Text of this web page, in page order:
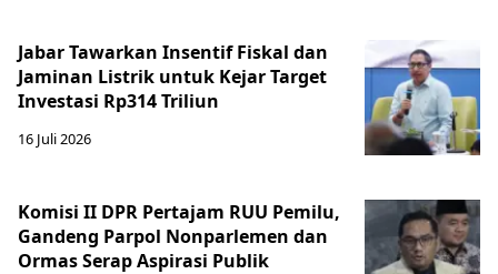
Jabar Tawarkan Insentif Fiskal dan
Jaminan Listrik untuk Kejar Target
Investasi Rp314 Triliun
16 Juli 2026
Komisi II DPR Pertajam RUU Pemilu,
Gandeng Parpol Nonparlemen dan
Ormas Serap Aspirasi Publik